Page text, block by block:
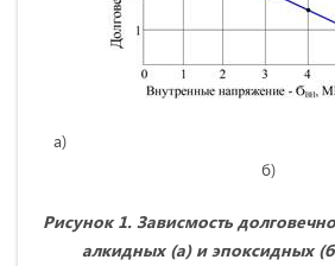
б)
Рисунок 1. Зависмость
алкидных (а) и эпоксидных